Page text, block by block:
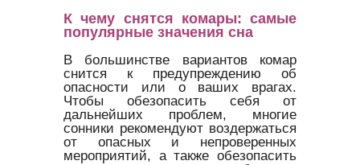
К чему снятся комары: самые
популярные значения сна
В большинстве вариантов комар
снится к предупреждению об
опасности или о ваших врагах.
Чтобы обезопасить себя от
дальнейших проблем, многие
сонники рекомендуют воздержаться
от опасных и непроверенных
мероприятий, а также обезопасить